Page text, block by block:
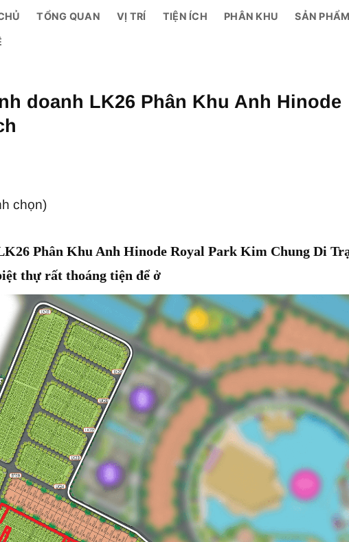
TỔNG QUAN VỊ TRÍ TIỆN ÍCH PHÂN KHU SẢN
doanh LK26 Phân Khu Anh Hinode
chọn)
Phân Khu Anh Hinode Royal Park Kim Chung Di
thự rất thoáng tiện để ở